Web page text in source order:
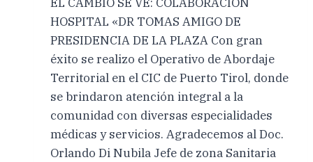
EL CAMBIO SE VE: COLABORACION
HOSPITAL «DR TOMAS AMIGO DE
PRESIDENCIA DE LA PLAZA Con gran
éxito se realizo el Operativo de Abordaje
Territorial en el CIC de Puerto Tirol, donde
se brindaron atención integral a la
comunidad con diversas especialidades
médicas y servicios. Agradecemos al Doc.
Orlando Di Nubila Jefe de zona Sanitaria